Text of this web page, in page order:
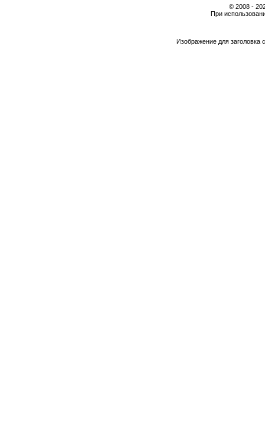
© 2008 -
При
Изображение для